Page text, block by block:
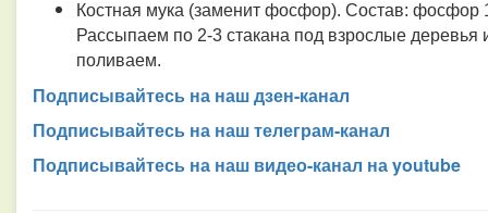
Костная мука (заменит фосфор). Состав: фосфор
Рассыпаем по 2-3 стакана под взрослые
поливаем.
Подписывайтесь на наш дзен-канал
Подписывайтесь на наш телеграм-канал
Подписывайтесь на наш видео-канал на youtube